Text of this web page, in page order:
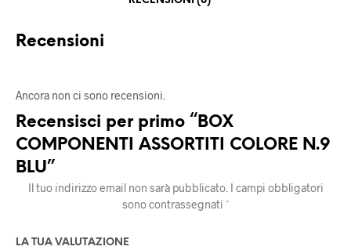
Recensioni
Ancora non ci sono recensioni.
Recensisci per primo “BOX
COMPONENTI ASSORTITI COLORE N.9
BLU”
Il tuo indirizzo email non sarà pubblicato. I campi obbligatori
sono contrassegnati *
LA TUA VALUTAZIONE